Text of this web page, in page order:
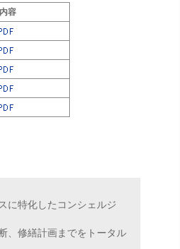
容
に特化したコンシェルジ
、修繕計画までをトータル